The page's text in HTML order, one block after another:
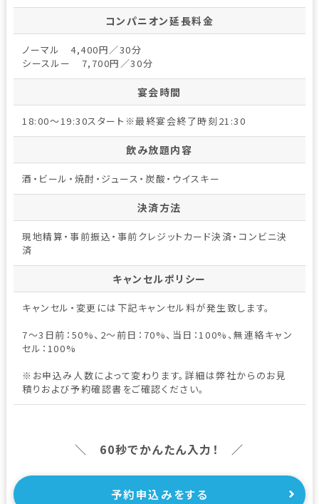
コンパニオン延長料金
ノーマル 4,400円／30分
シースルー 7,700円／30分
宴会時間
18:00～19:30スタート※最終宴会終了時刻21:30
飲み放題内容
酒・ビール・焼酎・ジュース・炭酸・ウイスキー
決済方法
現地精算・事前振込・事前クレジットカード決済・コンビニ決
済
キャンセルポリシー
キャンセル・変更には下記キャンセル料が発生致します。
7～3日前：50%、2～前日：70%、当日：100%、無連絡キャン
セル：100%
※お申込み人数によって変わります。詳細は弊社からのお見
積りおよび予約確認書をご確認ください。
＼ 60秒でかんたん入力！ ／
予約申込みをする